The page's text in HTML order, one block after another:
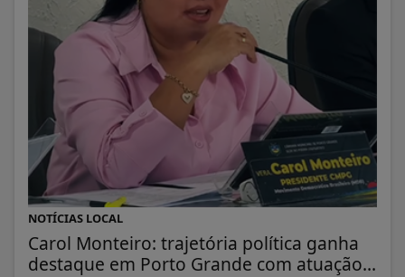
NOTÍCIAS LOCAL
Carol Monteiro: trajetória política ganha
destaque em Porto Grande com atuação...